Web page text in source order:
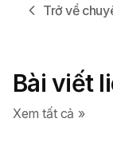
Trở về
Bài viết
Xem tất cả »